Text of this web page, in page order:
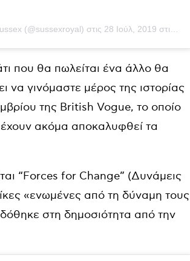
(@sussexroyal) στις 28 Ιούλ, 2019 στις 2:26 μμ PDT
που θα πωλείται ένα άλλο θα
να γινόμαστε μέρος της ιστορίας
της British Vogue, το οποίο
ακόμα αποκαλυφθεί τα
“Forces for Change” (Δυνάμεις
«ενωμένες από τη δύναμη τους
στη δημοσιότητα από την